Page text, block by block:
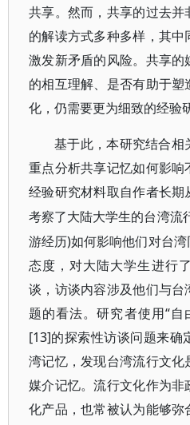
共享。然而，共享的过去
的解读方式多种多样，其
激发新矛盾的风险。共享
的相互理解、是否有助于
化，仍需要更为细致的经验
基于此，本研究结合相
重点分析共享记忆如何影响
经验研究材料取自作者长期
考察了大陆大学生的台湾流
游经历)如何影响他们对台
态度，对大陆大学生进行
谈，访谈内容涉及他们与
题的看法。研究者使用“
[13]的探索性访谈问题来确
湾记忆，发现台湾流行文
媒介记忆。流行文化作为
化产品，也常被认为能够